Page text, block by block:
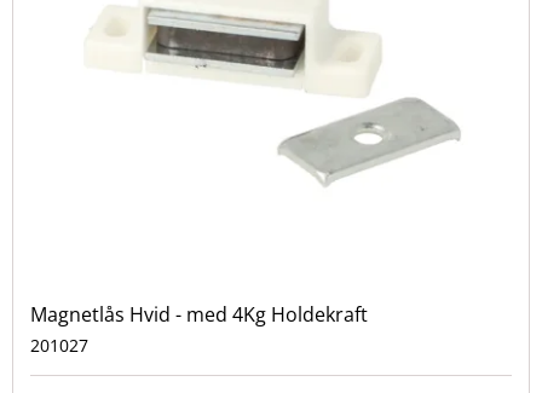
Magnetlås Hvid - med 4Kg Holdekraft
201027